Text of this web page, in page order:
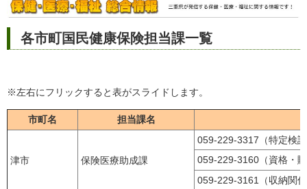
各市町国民健康保険担当課一覧
※左右にフリックすると表がスライドします。
市町名 担当課名
津市 保険医療助成課
059-229-3317（特定検
059-229-3160（資格・
059-229-3161（収納関